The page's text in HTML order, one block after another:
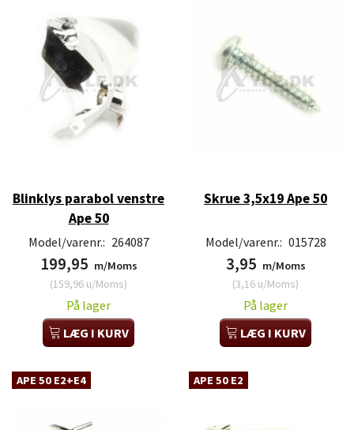
Blinklys parabol venstre
Ape 50
Model/varenr.: 264087
199,95 m/Moms
(159,96 u/Moms)
På lager
LÆG I KURV
Skrue 3,5x19 Ape 50
Model/varenr.: 015728
3,95 m/Moms
(3,16 u/Moms)
På lager
LÆG I KURV
APE 50 E2+E4 APE 50 E2